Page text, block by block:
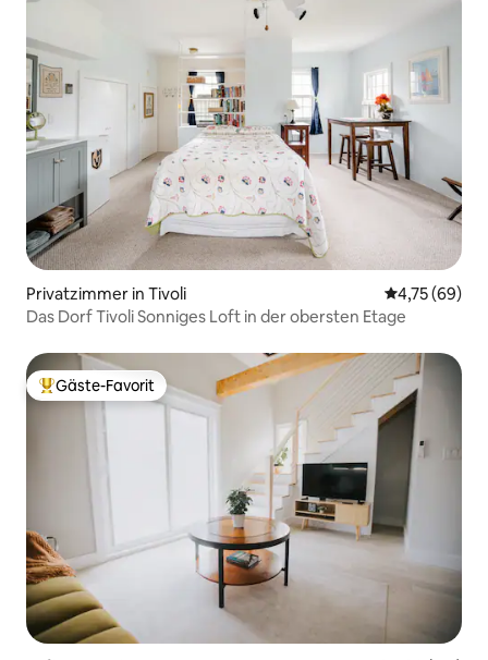
Privatzimmer in Tivoli
4,75 (69)
Das Dorf Tivoli Sonniges Loft in der obersten Etage
Beliebter Gäste-Favorit.
Gäste-Favorit